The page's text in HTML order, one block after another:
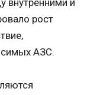
рост
АЗС.